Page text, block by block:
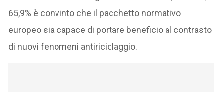
65,9% è convinto che il pacchetto normativo
europeo sia capace di portare beneficio al contrasto
di nuovi fenomeni antiriciclaggio.